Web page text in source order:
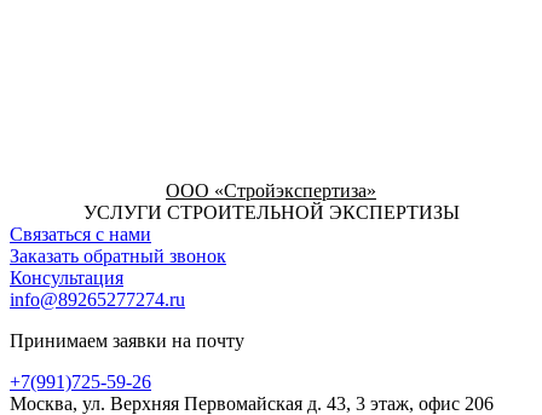
ООО «Стройэкспертиза»
УСЛУГИ СТРОИТЕЛЬНОЙ ЭКСПЕРТИЗЫ
Связаться с нами
Заказать обратный звонок
Консультация
info@89265277274.ru
Принимаем заявки на почту
+7(991)725-59-26
Москва, ул. Верхняя Первомайская д. 43, 3 этаж, офис 206